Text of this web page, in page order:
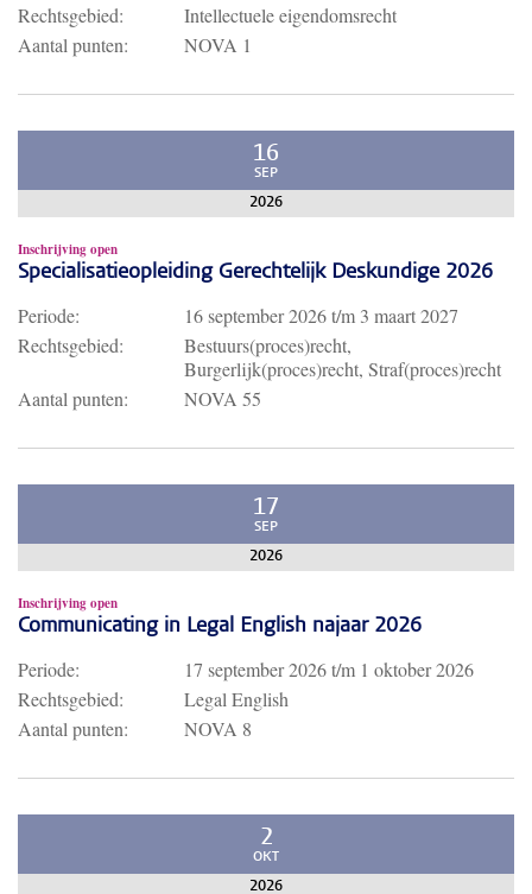
Rechtsgebied:
Intellectuele eigendomsrecht
Aantal punten:
NOVA 1
16
SEP
2026
Inschrijving open
Specialisatieopleiding Gerechtelijk Deskundige 2026
Periode: 16 september 2026t/m 3 maart 2027
Rechtsgebied:
Bestuurs(proces)recht,
Burgerlijk(proces)recht, Straf(proces)recht
Aantal punten:
NOVA 55
17
SEP
2026
Inschrijving open
Communicating in Legal English najaar 2026
Periode: 17 september 2026t/m 1 oktober 2026
Rechtsgebied:
Legal English
Aantal punten:
NOVA 8
2
OKT
2026